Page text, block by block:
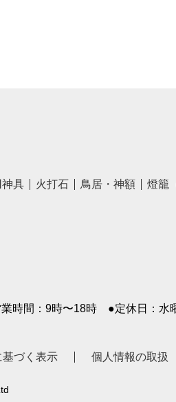
具 火打石 鳥居・神額 燈籠
時間：9時〜18時 ●定休日：水
づく表示 個人情報の取扱